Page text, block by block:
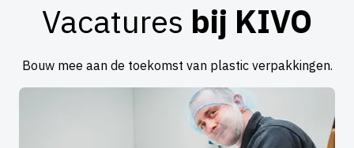
Vacatures bij KIVO
Bouw mee aan de toekomst van plastic verpakkingen.